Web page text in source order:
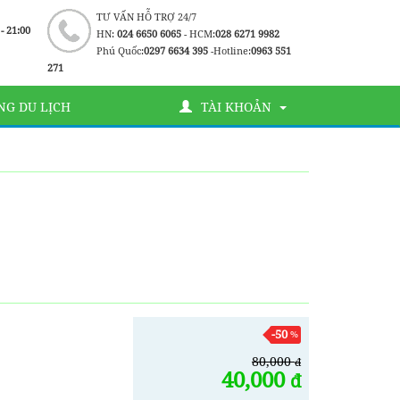
TƯ VẤN HỖ TRỢ 24/7
HN: 024 6650 6065- HCM:028 6271 9982
Phú Quốc:0297 6634 395 -Hotline:0963 551
271
21:00
DU LỊCH TÀI KHOẢN
-50%
80,000đ
40,000 đ